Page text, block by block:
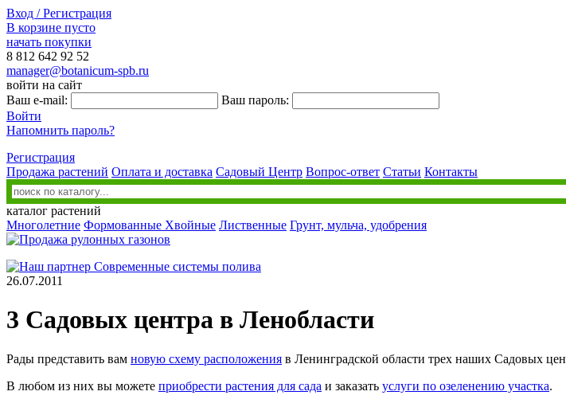
Вход / Регистрация
В корзине пусто
начать покупки
8 812 642 92 52
manager@botanicum-spb.ru
войти на сайт
Ваш e-mail:
Ваш пароль:
Войти
Напомнить пароль?
Регистрация
Продажа растений Оплата и доставка Садовый Центр Вопрос-ответ Статьи Контакты
каталог растений
Многолетние Формованные Хвойные Лиственные Грунт, мульча, удобрения
26.07.2011
3 Садовых центра в Ленобласти
Рады представить вам новую схему расположения в Ленинградской области трех наших Садовых
В любом из них вы можете приобрести растения для сада и заказать услуги по озеленению участка.